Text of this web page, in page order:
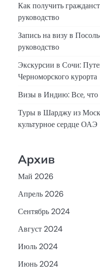
Как получить
руководство
Запись на визу в
руководство
Экскурсии в Сочи:
Черноморского курорта
Визы в Индию: Все, что
Туры в Шарджу из
культурное сердце ОАЭ
Архив
Май 2026
Апрель 2026
Сентябрь 2024
Август 2024
Июль 2024
Июнь 2024